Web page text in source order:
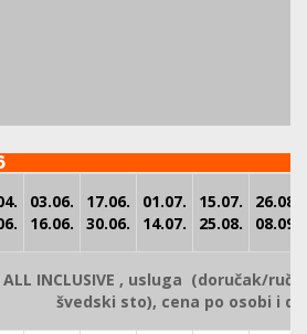
03.06.
16.06.
17.06.
30.06.
01.07.
14.07.
15.07.
25.08.
26.08.
08.09.
ALL INCLUSIVE , usluga (doručak/
švedski sto), cena po osobi i